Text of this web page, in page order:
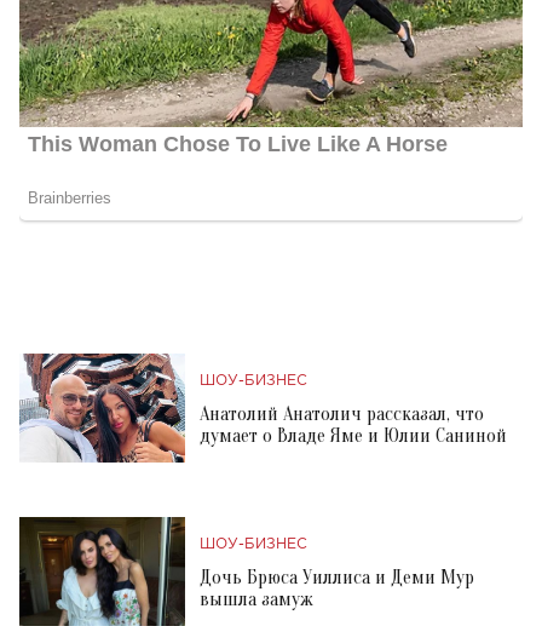
ШОУ-БИЗНЕС
Анатолий Анатолич рассказал, что
думает о Владе Яме и Юлии Саниной
ШОУ-БИЗНЕС
Дочь Брюса Уиллиса и Деми Мур
вышла замуж